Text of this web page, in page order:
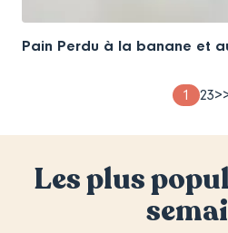
Pain Perdu à la banane et
Page
1 23>
Les plus